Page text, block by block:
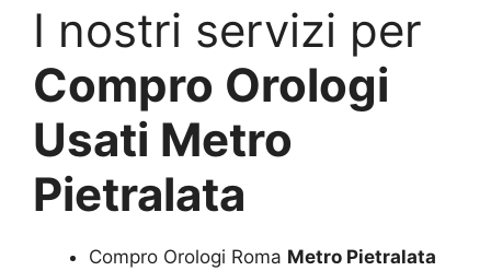
I nostri servizi per
Compro Orologi
Usati Metro
Pietralata
Compro Orologi Roma Metro Pietralata